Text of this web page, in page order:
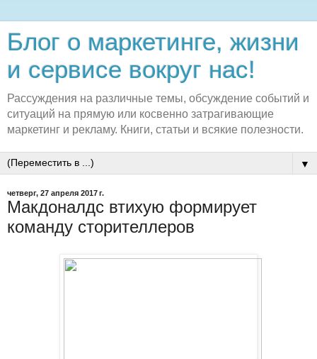
Блог о маркетинге, жизни
и сервисе вокруг нас!
Рассуждения на различные темы, обсуждение событий и
ситуаций на прямую или косвенно затрагивающие
маркетинг и рекламу. Книги, статьи и всякие полезности.
▼
четверг, 27 апреля 2017 г.
Макдоналдс втихую формирует
команду сторителлеров